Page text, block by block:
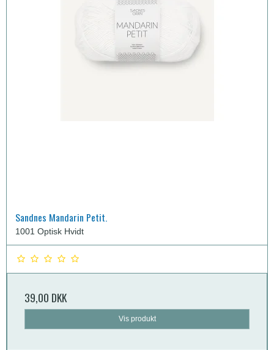
Sandnes Mandarin Petit.
1001 Optisk Hvidt
39,00 DKK
Vis produkt